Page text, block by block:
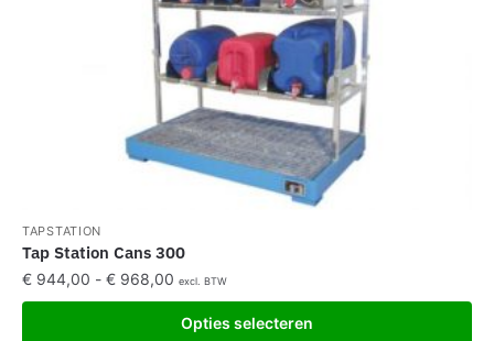
TAPSTATION
Tap Station Cans 300
€ 944,00 - € 968,00 excl. BTW
Opties selecteren